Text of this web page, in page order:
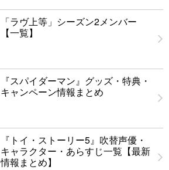
「ラヴ上等」シーズン2メンバー
【一覧】
『スパイダーマン』グッズ・特典・
キャンペーン情報まとめ
『トイ・ストーリー5』吹替声優・
キャラクター・あらすじ一覧【最新
情報まとめ】